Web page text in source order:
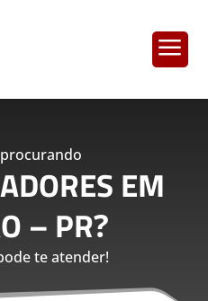
a
EM
– PR?
te atender!